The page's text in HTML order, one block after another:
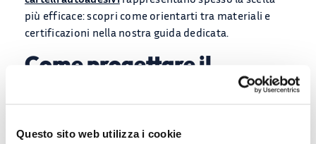
Questo sito web utilizza i cookie
più efficace: scopri come orientarti tra materiali e
certificazioni nella nostra guida dedicata.
Come progettare il
posizionamento
Un sistema efficace si costruisce su tre principi: